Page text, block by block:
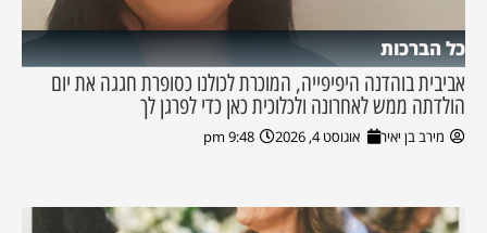
כל הברכות
אביבית בוהדנה היפיפייה, המוכרת לכולנו כסופרת חגגה את יום
הולדתה ממש לאחרונה ולכלוכית כאן כדי לפרגן לך
מירב בן יאיר אוגוסט 4, 2026 9:48 pm